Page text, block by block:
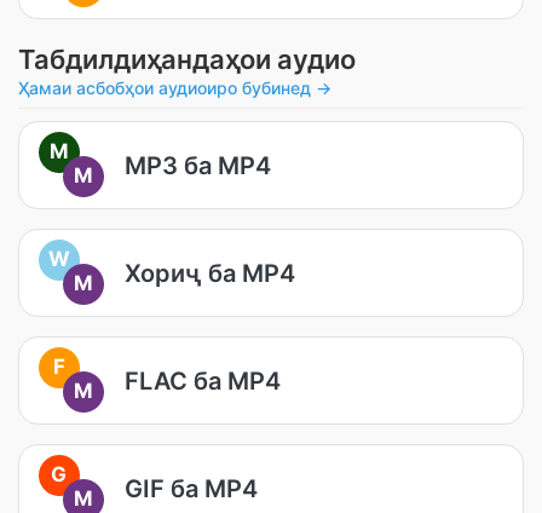
Табдилдиҳандаҳои аудио
Ҳамаи асбобҳои аудиоиро бубинед →
M
M
MP3 ба MP4
W
M
Хориҷ ба MP4
F
M
FLAC ба MP4
G
M
GIF ба MP4